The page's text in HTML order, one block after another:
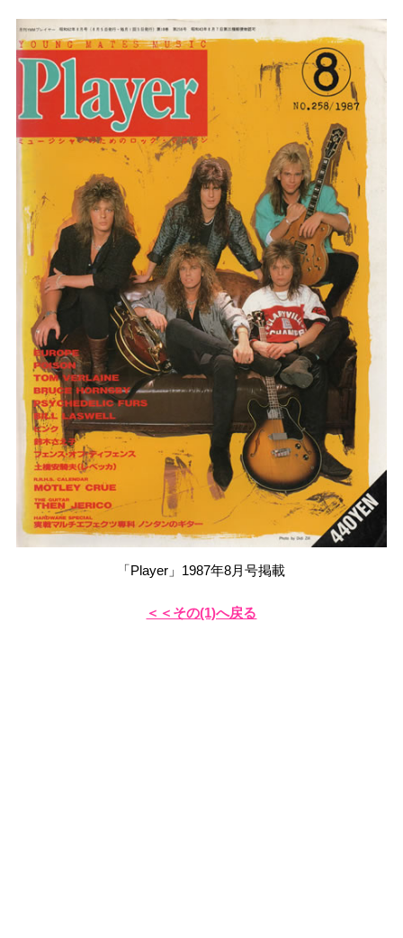
「Player」1987年8月号掲載
＜＜その(1)へ戻る